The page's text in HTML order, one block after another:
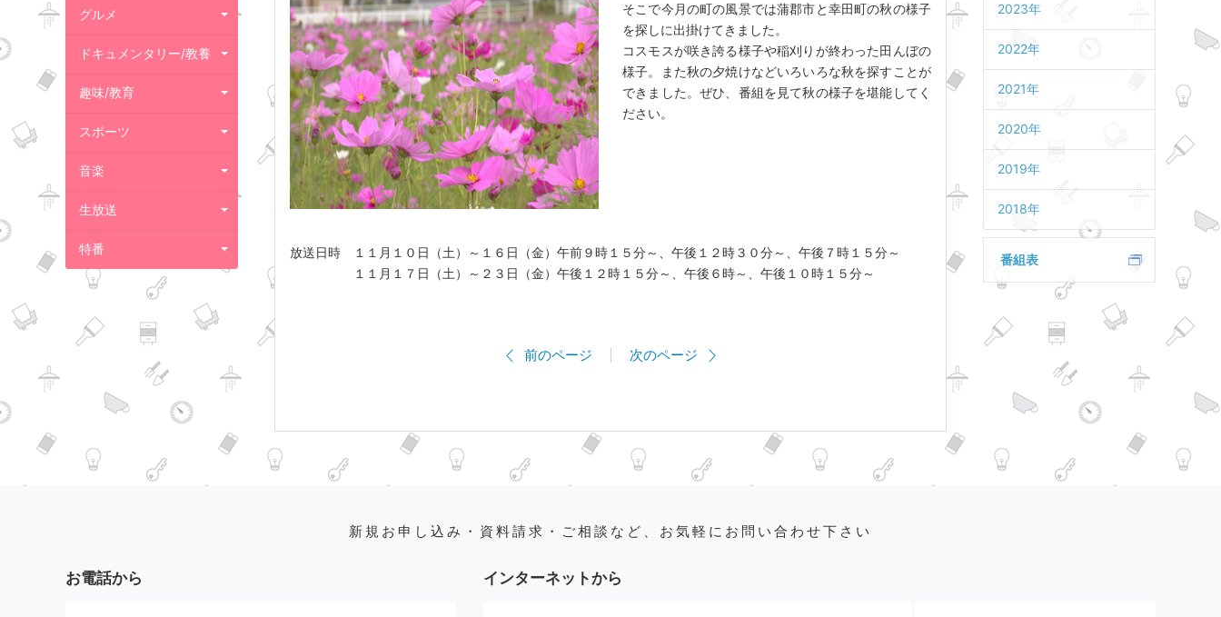
グルメ
ドキュメンタリー/教養
趣味/教育
スポーツ
音楽
生放送
特番
そこで今月の町の風景では蒲郡市と幸田町の秋の様子
を探しに出掛けてきました。
コスモスが咲き誇る様子や稲刈りが終わった田んぼの
様子。また秋の夕焼けなどいろいろな秋を探すことが
できました。ぜひ、番組を見て秋の様子を堪能してく
ださい。
放送日時 １１月１０日（土）～１６日（金）午前９時１５分～、午後１２時３０分～、午後７時１５分～
１１月１７日（土）～２３日（金）午後１２時１５分～、午後６時～、午後１０時１５分～
前のページ 次のページ
2023年
2022年
2021年
2020年
2019年
2018年
番組表
新規お申し込み・資料請求・ご相談など、お気軽にお問い合わせ下さい
お電話から インターネットから